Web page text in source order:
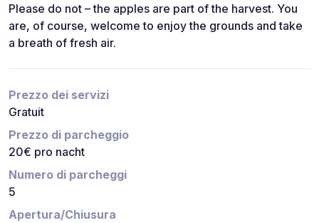
Please do not – the apples are part of the harvest. You
are, of course, welcome to enjoy the grounds and take
a breath of fresh air.
Prezzo dei servizi
Gratuit
Prezzo di parcheggio
20€ pro nacht
Numero di parcheggi
5
Apertura/Chiusura